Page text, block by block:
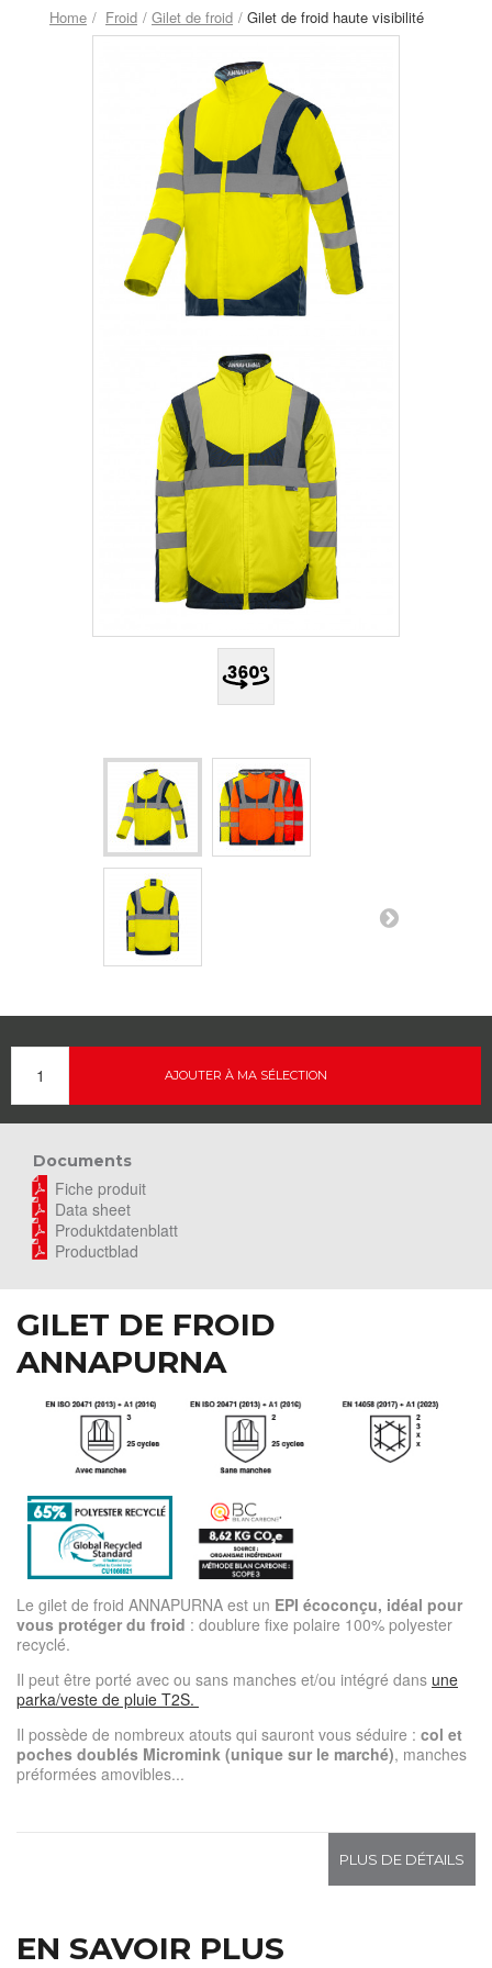
Home Froid Gilet de froid Gilet de froid haute visibilité
AJOUTER À MA SÉLECTION
Documents
Fiche produit
Data sheet
Produktdatenblatt
Productblad
GILET DE FROID
ANNAPURNA
Le gilet de froid ANNAPURNA est un EPI écoconçu, idéal pour
vous protéger du froid : doublure fixe polaire 100% polyester
recyclé.
Il peut être porté avec ou sans manches et/ou intégré dans une
parka/veste de pluie T2S.
Il possède de nombreux atouts qui sauront vous séduire : col et
poches doublés Micromink (unique sur le marché), manches
préformées amovibles...
PLUS DE DÉTAILS
EN SAVOIR PLUS